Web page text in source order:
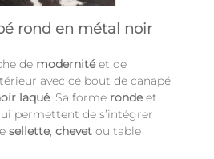
rond en métal noir
de modernitéet de
avec ce bout de canapé
laqué. Sa forme rondeet
permettent de s’intégrer
sellette, chevet ou table